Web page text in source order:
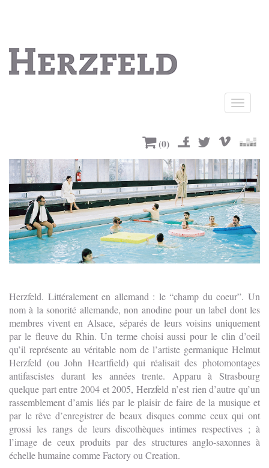
Ouvrir
menu
(0)
Herzfeld. Littéralement en allemand : le “champ du coeur”. Un
nom à la sonorité allemande, non anodine pour un label dont les
membres vivent en Alsace, séparés de leurs voisins uniquement
par le fleuve du Rhin. Un terme choisi aussi pour le clin d’oeil
qu’il représente au véritable nom de l’artiste germanique Helmut
Herzfeld (ou John Heartfield) qui réalisait des photomontages
antifascistes durant les années trente. Apparu à Strasbourg
quelque part entre 2004 et 2005, Herzfeld n’est rien d’autre qu’un
rassemblement d’amis liés par le plaisir de faire de la musique et
par le rêve d’enregistrer de beaux disques comme ceux qui ont
grossi les rangs de leurs discothèques intimes respectives ; à
l’image de ceux produits par des structures anglo-saxonnes à
échelle humaine comme Factory ou Creation.